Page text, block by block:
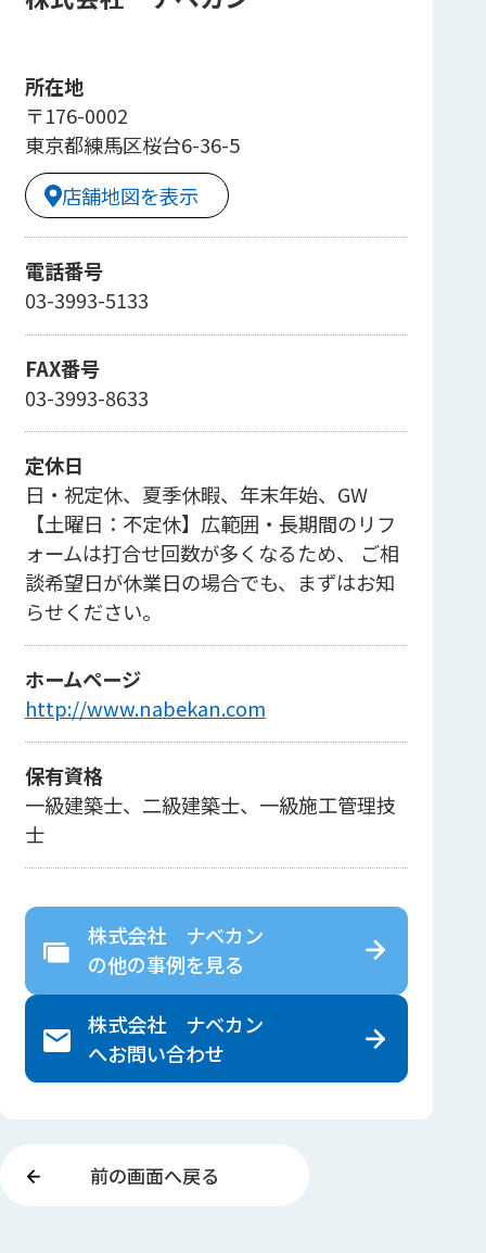
所在地
〒176-0002
東京都練馬区桜台6-36-5
店舗地図を表示
電話番号
03-3993-5133
FAX番号
03-3993-8633
定休日
日・祝定休、夏季休暇、年末年始、GW
【土曜日：不定休】広範囲・長期間のリフ
ォームは打合せ回数が多くなるため、 ご相
談希望日が休業日の場合でも、まずはお知
らせください。
ホームページ
http://www.nabekan.com
保有資格
一級建築士、二級建築士、一級施工管理技
士
株式会社 ナベカン
の他の事例を見る
株式会社 ナベカン
へお問い合わせ
前の画面へ戻る